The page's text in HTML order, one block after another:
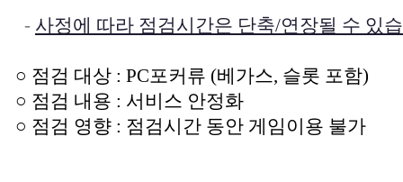
- 사정에 따라 점검시간은 단축/연장될 수 있
○ 점검 대상 : PC포커류 (베가스, 슬롯 포함)
○ 점검 내용 : 서비스 안정화
○ 점검 영향 : 점검시간 동안 게임이용 불가